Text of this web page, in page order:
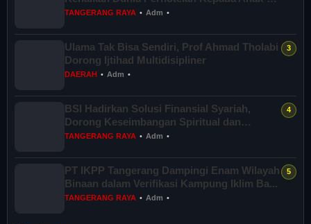
anak As...
TANGERANG RAYA • Adm •
Ulama Tak Bisa Sendiri, Prof Ahmad Tholabi
Dorong Ijtihad Multidisipliner
DAERAH • Adm •
BSI Hadirkan Solusi Finansial Syariah,
Dorong Keseimbangan Spiritual dan
Sosial...
TANGERANG RAYA • Adm •
PT IKPP Tangerang Dampingi Enam Wilayah
Binaan dalam Verifikasi Kampung Iklim Ba...
TANGERANG RAYA • Adm •